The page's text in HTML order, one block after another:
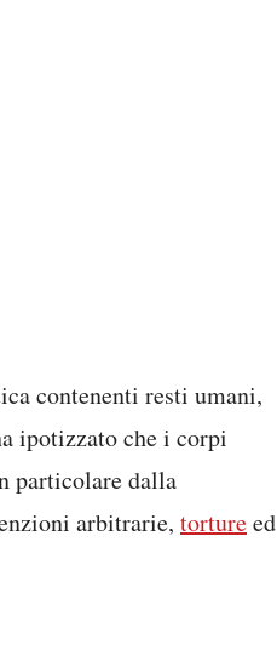
contenenti resti umani,
ipotizzato che i corpi
particolare dalla
arbitrarie, tortureed